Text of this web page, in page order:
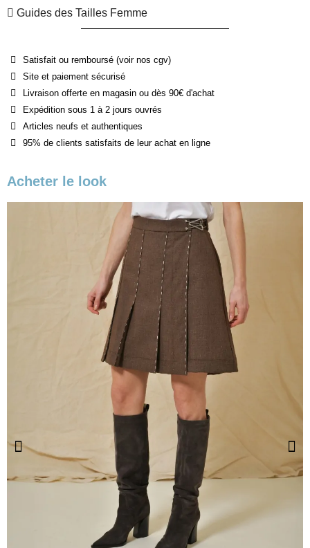
Guides des Tailles Femme
Satisfait ou remboursé (voir nos cgv)
Site et paiement sécurisé
Livraison offerte en magasin ou dès 90€ d'achat
Expédition sous 1 à 2 jours ouvrés
Articles neufs et authentiques
95% de clients satisfaits de leur achat en ligne
Acheter le look